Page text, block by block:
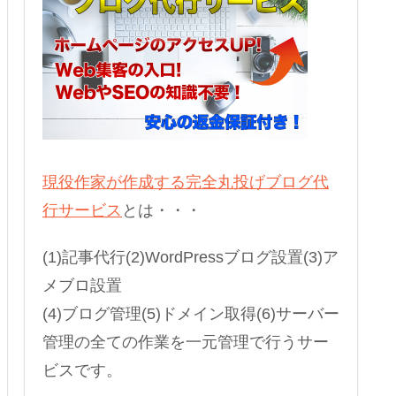
現役作家が作成する完全丸投げブログ代
行サービス とは・・・
(1)記事代行(2)WordPressブログ設置(3)ア
メブロ設置
(4)ブログ管理(5)ドメイン取得(6)サーバー
管理の全ての作業を一元管理で行うサー
ビスです。